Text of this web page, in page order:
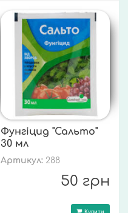
Фунгіцид "Сальто"
30 мл
Артикул: 288
50 грн